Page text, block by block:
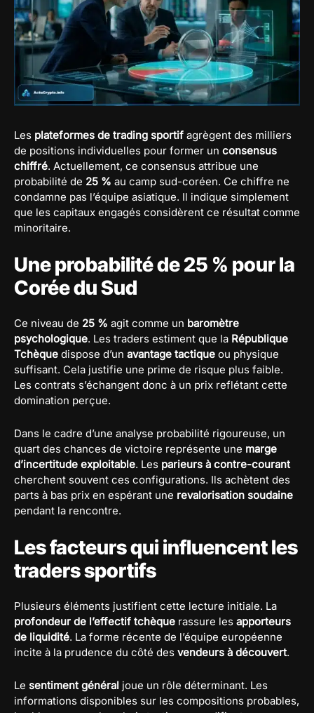
Les plateformes de trading sportif agrègent des milliers
de positions individuelles pour former un consensus
chiffré. Actuellement, ce consensus attribue une
probabilité de 25 % au camp sud-coréen. Ce chiffre ne
condamne pas l’équipe asiatique. Il indique simplement
que les capitaux engagés considèrent ce résultat comme
minoritaire.
Une probabilité de 25 % pour la
Corée du Sud
Ce niveau de 25 % agit comme un baromètre
psychologique. Les traders estiment que la République
Tchèque dispose d’un avantage tactique ou physique
suffisant. Cela justifie une prime de risque plus faible.
Les contrats s’échangent donc à un prix reflétant cette
domination perçue.
Dans le cadre d’une analyse probabilité rigoureuse, un
quart des chances de victoire représente une marge
d’incertitude exploitable. Les parieurs à contre-courant
cherchent souvent ces configurations. Ils achètent des
parts à bas prix en espérant une revalorisation soudaine
pendant la rencontre.
Les facteurs qui influencent les
traders sportifs
Plusieurs éléments justifient cette lecture initiale. La
profondeur de l’effectif tchèque rassure les apporteurs
de liquidité. La forme récente de l’équipe européenne
incite à la prudence du côté des vendeurs à découvert.
Le sentiment général joue un rôle déterminant. Les
informations disponibles sur les compositions probables,